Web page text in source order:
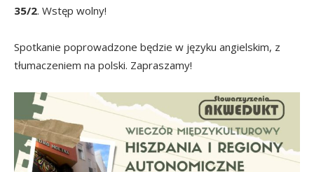
35/2. Wstęp wolny!
Spotkanie poprowadzone będzie w języku angielskim, z
tłumaczeniem na polski. Zapraszamy!